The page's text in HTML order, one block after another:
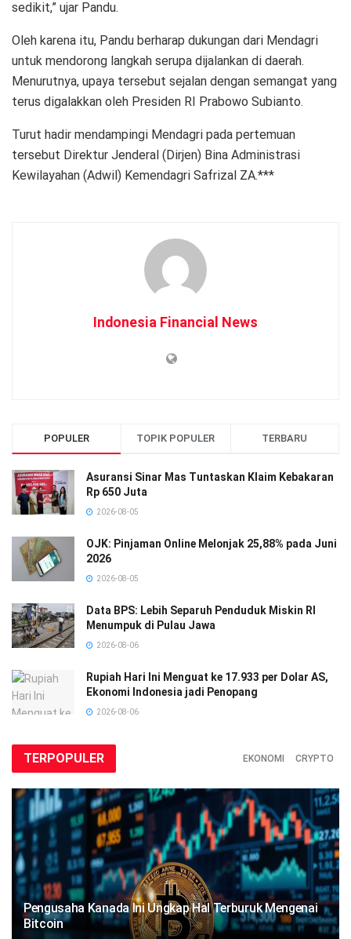
sedikit,” ujar Pandu.
Oleh karena itu, Pandu berharap dukungan dari Mendagri
untuk mendorong langkah serupa dijalankan di daerah.
Menurutnya, upaya tersebut sejalan dengan semangat yang
terus digalakkan oleh Presiden RI Prabowo Subianto.
Turut hadir mendampingi Mendagri pada pertemuan
tersebut Direktur Jenderal (Dirjen) Bina Administrasi
Kewilayahan (Adwil) Kemendagri Safrizal ZA.***
Indonesia Financial News
POPULER TOPIK POPULER TERBARU
Asuransi Sinar Mas Tuntaskan Klaim Kebakaran
Rp 650 Juta
2026-08-05
OJK: Pinjaman Online Melonjak 25,88% pada Juni
2026
2026-08-05
Data BPS: Lebih Separuh Penduduk Miskin RI
Menumpuk di Pulau Jawa
2026-08-06
Rupiah Hari Ini Menguat ke 17.933 per Dolar AS,
Ekonomi Indonesia jadi Penopang
2026-08-06
TERPOPULER EKONOMI CRYPTO
Pengusaha Kanada Ini Ungkap Hal Terburuk Mengenai
Bitcoin